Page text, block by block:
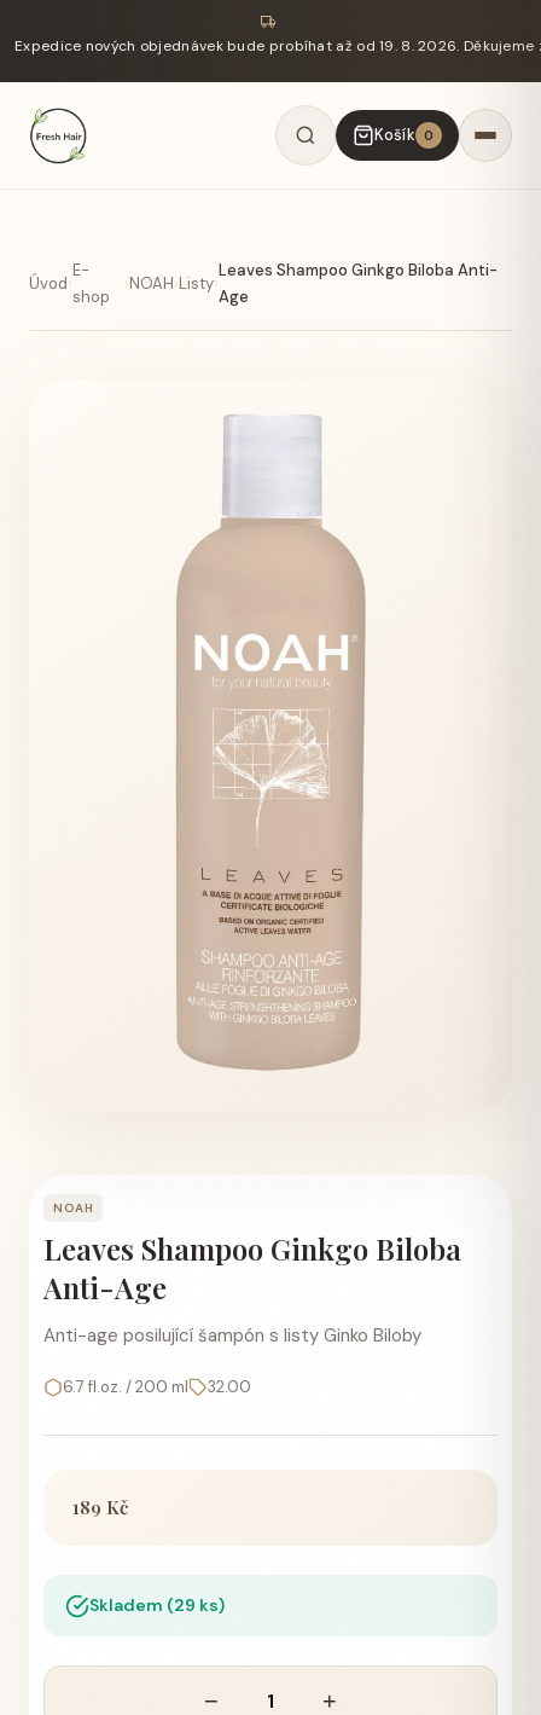
Expedice nových objednávek bude probíhat až od 19. 8. 2026. Děkujeme
Košík 0
Úvod›
E-
shop
›NOAH›Listy›
Leaves Shampoo Ginkgo Biloba Anti-
Age
NOAH
Leaves Shampoo Ginkgo Biloba
Anti-Age
Anti-age posilující šampón s listy Ginko Biloby
6.7 fl.oz. / 200 ml 32.00
189 Kč
Skladem (29 ks)
− +